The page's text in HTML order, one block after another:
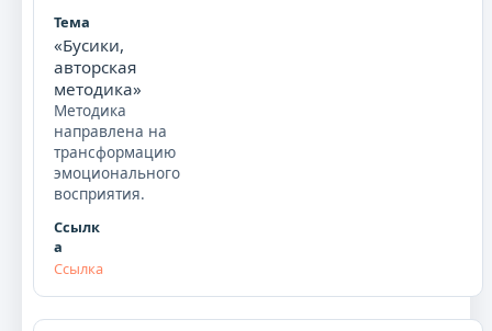
«Бусики,
авторская
методика»
Методика
направлена на
трансформацию
эмоционального
восприятия.
Ссылка